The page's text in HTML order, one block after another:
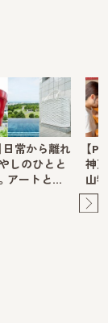
日常から離れ
しのひとと
アートと…
【
神
山